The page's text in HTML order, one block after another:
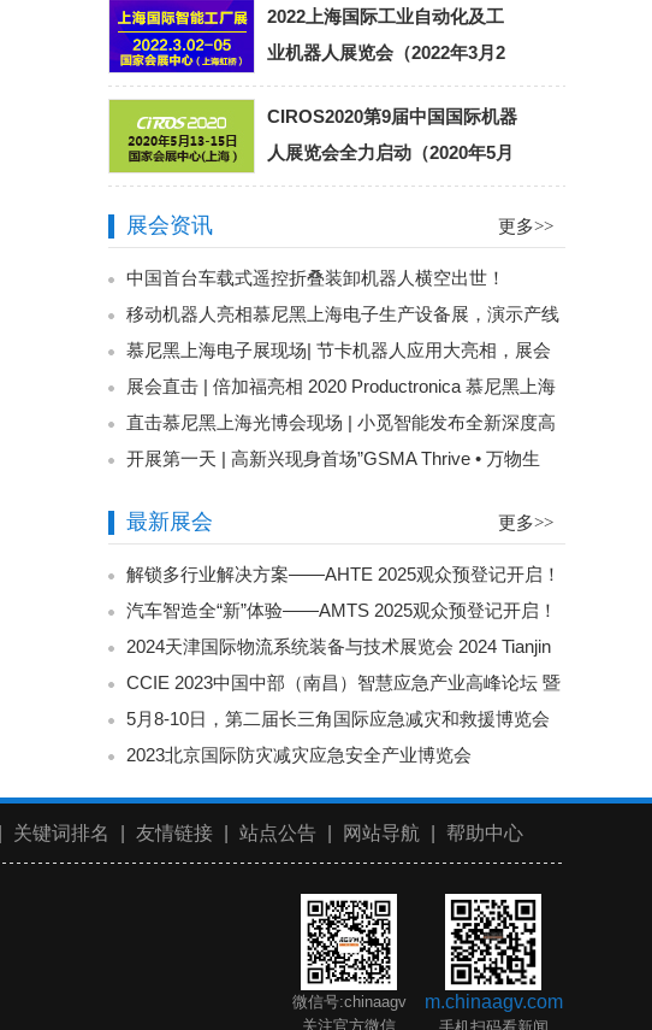
2022上海国际工业自动化及工
业机器人展览会（2022年3月2
日-5日）
CIROS2020第9届中国国际机器
人展览会全力启动（2020年5月
13-15日）
展会资讯 更多>>
中国首台车载式遥控折叠装卸机器人横空出世！
移动机器人亮相慕尼黑上海电子生产设备展，演示产线
物流的柔性化智能化
慕尼黑上海电子展现场| 节卡机器人应用大亮相，展会
人气王
展会直击 | 倍加福亮相 2020 Productronica 慕尼黑上海
电子生产设备展
直击慕尼黑上海光博会现场 | 小觅智能发布全新深度高
精版开展第一天 | 高新兴现身首场”GSMA Thrive • 万物生
最新展会 更多>>
解锁多行业解决方案——AHTE 2025观众预登记开启！
汽车智造全“新”体验——AMTS 2025观众预登记开启！
2024天津国际物流系统装备与技术展览会 2024 Tianjin
International Logistics System Equipment and Technology
Exhibition
CCIE 2023中国中部（南昌）智慧应急产业高峰论坛 暨
国际智慧应急装备博览会
5月8-10日，第二届长三角国际应急减灾和救援博览会
来了！
2023北京国际防灾减灾应急安全产业博览会
关键词排名 友情链接 站点公告 网站导航 帮助中心
微信号:chinaagv
关注官方微信
m.chinaagv.com